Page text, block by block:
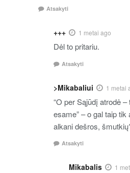
Atsakyti
+++ 1 metai ago
Dėl to pritariu.
Atsakyti
>Mikabaliui 1 metai
“O per Sąjūdį atrodė
esame” – o gal taip
alkani dešros,
Atsakyti
Mikabalis 1